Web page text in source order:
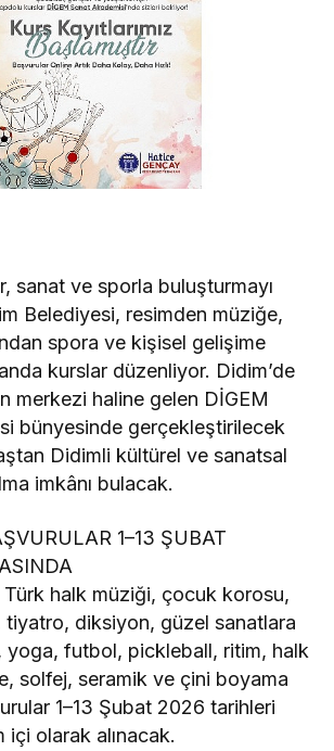
sanat ve sporla buluşturmayı
Belediyesi, resimden müziğe,
spora ve kişisel gelişime
kurslar düzenliyor. Didim’de
merkezi haline gelen DİGEM
bünyesinde gerçekleştirilecek
Didimli kültürel ve sanatsal
imkânı bulacak.
1–13 ŞUBAT
Türk halk müziği, çocuk korosu,
diksiyon, güzel sanatlara
yoga, futbol, pickleball, ritim, halk
solfej, seramik ve çini boyama
1–13 Şubat 2026 tarihleri
içi olarak alınacak.